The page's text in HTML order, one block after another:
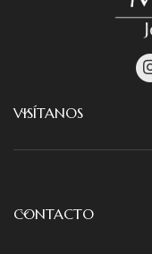
VISÍTANOS
CONTACTO